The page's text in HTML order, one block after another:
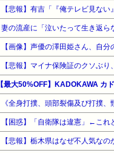
【画像】声優の澤田姫さん、自
【悲報】マイナ保険証のクソぶ
【困惑】「自衛隊は違憲」←これ
【悲報】栃木県はなぜ不人気なの